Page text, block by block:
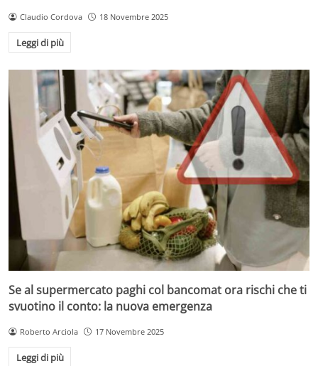
Claudio Cordova 18 Novembre 2025
Leggi di più
Se al supermercato paghi col bancomat ora rischi che ti
svuotino il conto: la nuova emergenza
Roberto Arciola 17 Novembre 2025
Leggi di più